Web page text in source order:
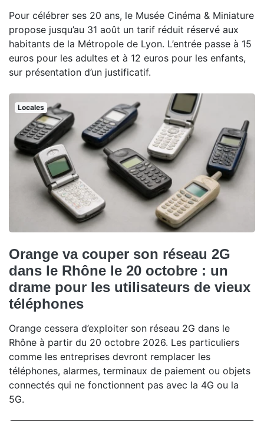
Pour célébrer ses 20 ans, le Musée Cinéma & Miniature
propose jusqu’au 31 août un tarif réduit réservé aux
habitants de la Métropole de Lyon. L’entrée passe à 15
euros pour les adultes et à 12 euros pour les enfants,
sur présentation d’un justificatif.
Locales
Orange va couper son réseau 2G
dans le Rhône le 20 octobre : un
drame pour les utilisateurs de vieux
téléphones
Orange cessera d’exploiter son réseau 2G dans le
Rhône à partir du 20 octobre 2026. Les particuliers
comme les entreprises devront remplacer les
téléphones, alarmes, terminaux de paiement ou objets
connectés qui ne fonctionnent pas avec la 4G ou la
5G.